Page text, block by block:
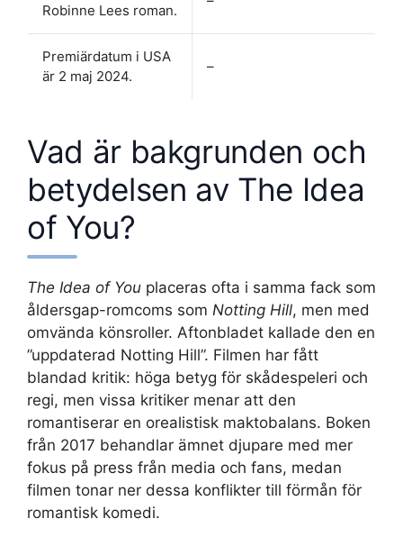
Robinne Lees roman.
Premiärdatum i USA
är 2 maj 2024.
–
Vad är bakgrunden och
betydelsen av The Idea
of You?
The Idea of You placeras ofta i samma fack som
åldersgap-romcoms som Notting Hill, men med
omvända könsroller. Aftonbladet kallade den en
”uppdaterad Notting Hill”. Filmen har fått
blandad kritik: höga betyg för skådespeleri och
regi, men vissa kritiker menar att den
romantiserar en orealistisk maktobalans. Boken
från 2017 behandlar ämnet djupare med mer
fokus på press från media och fans, medan
filmen tonar ner dessa konflikter till förmån för
romantisk komedi.